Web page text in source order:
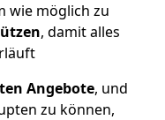
wie möglich zu
, damit alles
Angebote, und
zu können,